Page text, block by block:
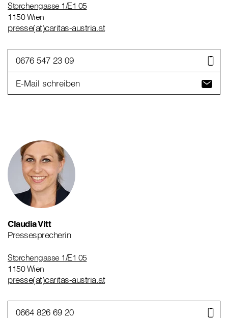
Storchengasse 1/E1 05
1150 Wien
presse(at)caritas-austria.at
0676 547 23 09
E-Mail schreiben
Claudia Vitt
Pressesprecherin
Storchengasse 1/E1 05
1150 Wien
presse(at)caritas-austria.at
0664 826 69 20